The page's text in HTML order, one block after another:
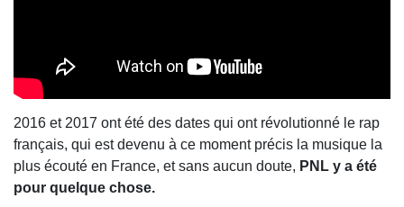
2016 et 2017 ont été des dates qui ont révolutionné le rap
français, qui est devenu à ce moment précis la musique la
plus écouté en France, et sans aucun doute, PNL y a été
pour quelque chose.